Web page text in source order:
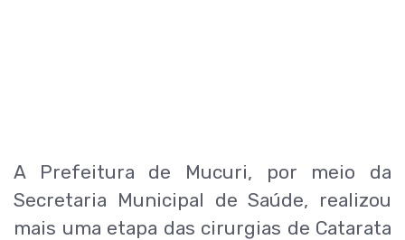
A Prefeitura de Mucuri, por meio da
Secretaria Municipal de Saúde, realizou
mais uma etapa das cirurgias de Catarata